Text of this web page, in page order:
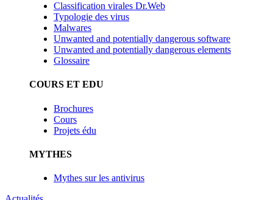
Classification virales Dr.Web
Typologie des virus
Malwares
Unwanted and potentially dangerous software
Unwanted and potentially dangerous elements
Glossaire
COURS ET EDU
Brochures
Cours
Projets édu
MYTHES
Mythes sur les antivirus